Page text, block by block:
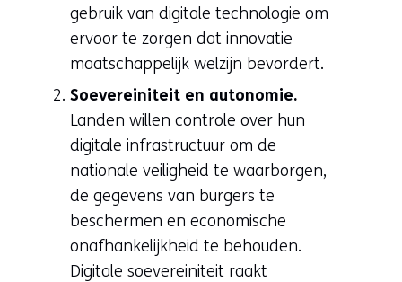
gebruik van digitale technologie om
ervoor te zorgen dat innovatie
maatschappelijk welzijn bevordert.
Soevereiniteit en autonomie.
Landen willen controle over hun
digitale infrastructuur om de
nationale veiligheid te waarborgen,
de gegevens van burgers te
beschermen en economische
onafhankelijkheid te behouden.
Digitale soevereiniteit raakt